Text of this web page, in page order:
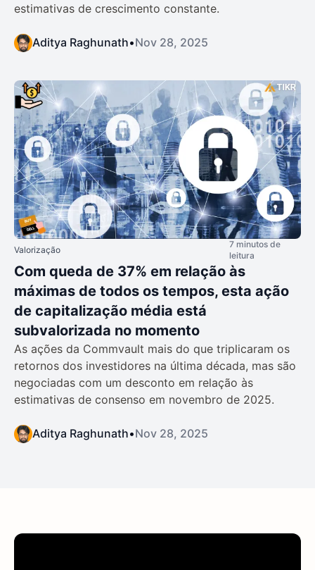
estimativas de crescimento constante.
Aditya Raghunath•Nov 28, 2025
Valorização
7 minutos de
leitura
Com queda de 37% em relação às
máximas de todos os tempos, esta ação
de capitalização média está
subvalorizada no momento
As ações da Commvault mais do que triplicaram os
retornos dos investidores na última década, mas são
negociadas com um desconto em relação às
estimativas de consenso em novembro de 2025.
Aditya Raghunath•Nov 28, 2025